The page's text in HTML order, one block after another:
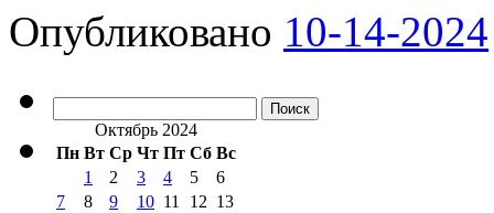
Опубликовано 10-14-2024
Октябрь 2024
Пн Вт Ср Чт Пт Сб Вс
1
2 3 4 5
6
7
8 9 10 11 12 13